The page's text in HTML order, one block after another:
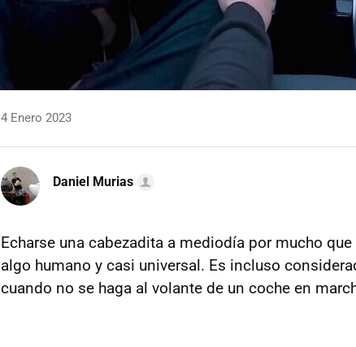
4 Enero 2023
Daniel Murias
Echarse una cabezadita a mediodía por mucho
algo humano y casi universal. Es incluso
cuando no se haga al volante de un coche en